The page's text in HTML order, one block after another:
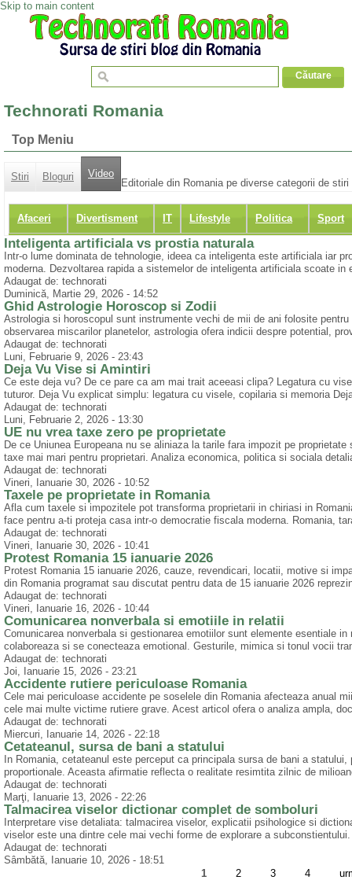
Skip to main content
Technorati Romania
Top Meniu
Stiri Bloguri Video
Afaceri Divertisment IT Lifestyle Politica Sport
Editoriale din Romania pe diverse categorii de stiri
Inteligenta artificiala vs prostia naturala
Intr-o lume dominata de tehnologie, ideea ca inteligenta este artificiala iar
moderna. Dezvoltarea rapida a sistemelor de inteligenta artificiala scoate
Adaugat de: technorati
Duminică, Martie 29, 2026 - 14:52
Ghid Astrologie Horoscop si Zodii
Astrologia si horoscopul sunt instrumente vechi de mii de ani folosite
observarea miscarilor planetelor, astrologia ofera indicii despre potential,
Adaugat de: technorati
Luni, Februarie 9, 2026 - 23:43
Deja Vu Vise si Amintiri
Ce este deja vu? De ce pare ca am mai trait aceeasi clipa? Legatura cu
tuturor. Deja Vu explicat simplu: legatura cu visele, copilaria si memoria
Adaugat de: technorati
Luni, Februarie 2, 2026 - 13:30
UE nu vrea taxe zero pe proprietate
De ce Uniunea Europeana nu se aliniaza la tarile fara impozit pe
taxe mai mari pentru proprietari. Analiza economica, politica si sociala
Adaugat de: technorati
Vineri, Ianuarie 30, 2026 - 10:52
Taxele pe proprietate in Romania
Afla cum taxele si impozitele pot transforma proprietarii in chiriasi in
face pentru a-ti proteja casa intr-o democratie fiscala moderna. Romania,
Adaugat de: technorati
Vineri, Ianuarie 30, 2026 - 10:41
Protest Romania 15 ianuarie 2026
Protest Romania 15 ianuarie 2026, cauze, revendicari, locatii, motive si
din Romania programat sau discutat pentru data de 15 ianuarie 2026
Adaugat de: technorati
Vineri, Ianuarie 16, 2026 - 10:44
Comunicarea nonverbala si emotiile in relatii
Comunicarea nonverbala si gestionarea emotiilor sunt elemente esentiale
colaboreaza si se conecteaza emotional. Gesturile, mimica si tonul vocii
Adaugat de: technorati
Joi, Ianuarie 15, 2026 - 23:21
Accidente rutiere periculoase Romania
Cele mai periculoase accidente pe soselele din Romania afecteaza anual
cele mai multe victime rutiere grave. Acest articol ofera o analiza ampla,
Adaugat de: technorati
Miercuri, Ianuarie 14, 2026 - 22:18
Cetateanul, sursa de bani a statului
In Romania, cetateanul este perceput ca principala sursa de bani a
proportionale. Aceasta afirmatie reflecta o realitate resimtita zilnic de
Adaugat de: technorati
Marţi, Ianuarie 13, 2026 - 22:26
Talmacirea viselor dictionar complet de somboluri
Interpretare vise detaliata: talmacirea viselor, explicatii psihologice si
viselor este una dintre cele mai vechi forme de explorare a
Adaugat de: technorati
Sâmbătă, Ianuarie 10, 2026 - 18:51
1
2 3 4